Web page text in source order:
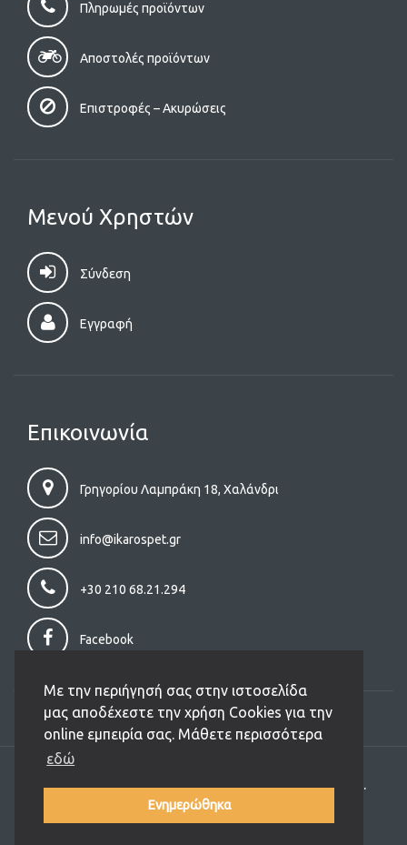
Με την περιήγησή σας στην ιστοσελίδα
μας αποδέχεστε την χρήση Cookies για την
online εμπειρία σας. Μάθετε περισσότερα
εδώ
Ενημερώθηκα
Πληρωμές προϊόντων
Αποστολές προϊόντων
Επιστροφές – Aκυρώσεις
Μενού Χρηστών
Σύνδεση
Εγγραφή
Επικοινωνία
Γρηγορίου Λαμπράκη 18, Χαλάνδρι
info@ikarospet.gr
+30 210 68.21.294
Facebook
Copyright (C) 2026 Ikarospet.gr. All Rights Reserved.
Designed and Developed byJIT